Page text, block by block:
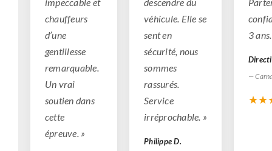
chauffeurs
d’une
gentillesse
remarquable.
Un vrai
soutien dans
cette
épreuve. »
véhicule. Elle se
sent en
sécurité, nous
sommes
rassurés.
Service
irréprochable. »
Philippe D.
3
—